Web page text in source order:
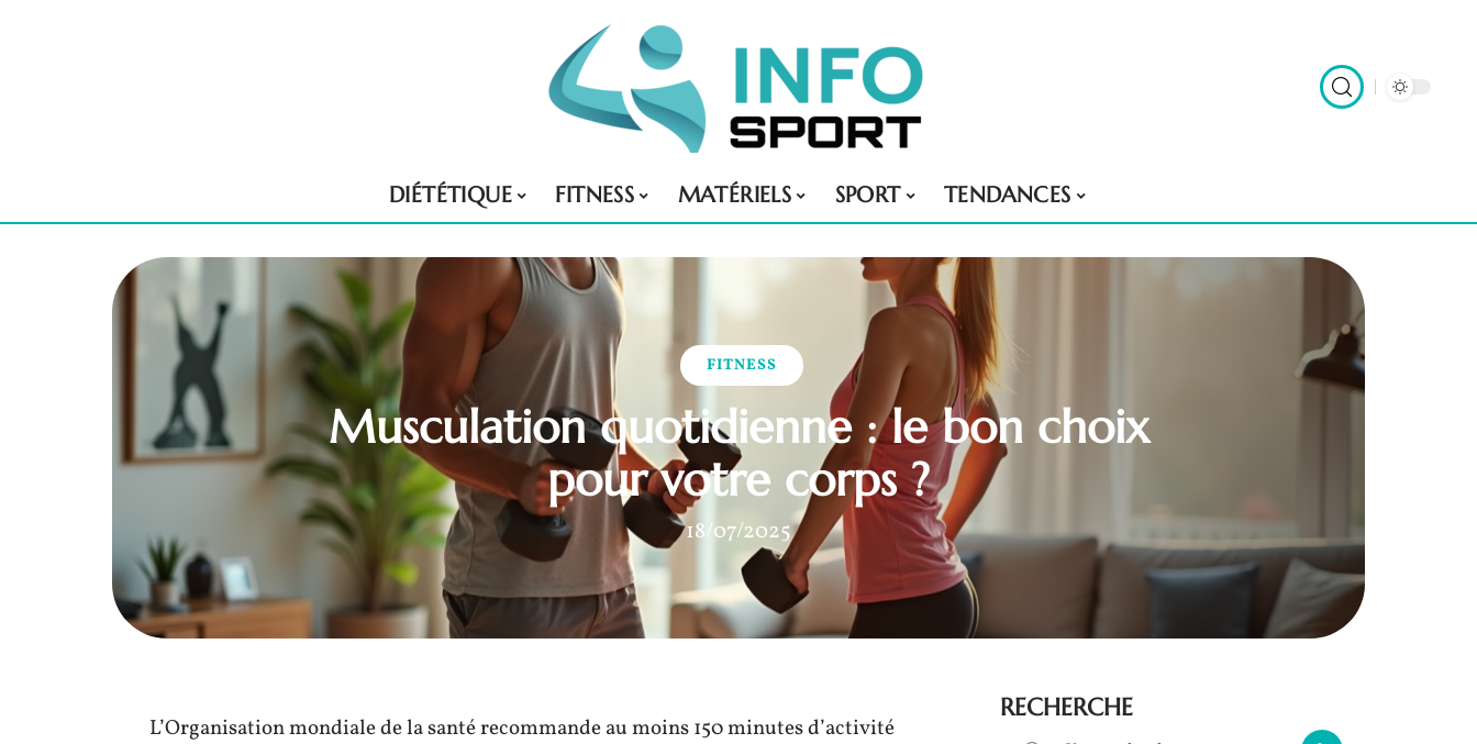
DIÉTÉTIQUE FITNESS MATÉRIELS SPORT TENDANCES
FITNESS
Musculation quotidienne : le bon choix
pour votre corps ?
18/07/2025
L’Organisation mondiale de la santé recommande au moins 150 minutes d’activité
RECHERCHE